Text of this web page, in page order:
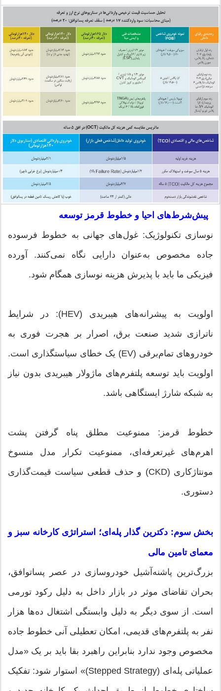
پیش‌شرط‌های احیا و خطوط قرمز توسعه
نوسازی تکنولوژیک: غول‌های جهانی به خطوط فرسوده
جاده مخصوص به‌عنوان دارایی نگاه نمی‌کنند. آورده
فیزیکی ما باید با پذیرش هزینه نوسازی همگام شود.
اولویت به پیشرانه‌های هیبریدی (HEV): در شرایط
ناترازی شدید صنعت برق، اصرار بر هجرت فوری به
خودروهای تمام‌برقی (EV) یک خطای سیاستگذاری است.
اولویت باید توسعه پلتفرم‌های ماژولار هیبریدی بدون نیاز
به شبکه شارژ ایستگاهی باشد.
خطوط قرمز: ممنوعیت مطلق پناه گرفتن پشت
اهرم‌های غیرتعرفه‌ای، ممنوعیت تکرار مدل منسوخ
مونتاژکاری (CKD) و حذف قطعی سیاست قیمت‌گذاری
دستوری.
بخش سوم: دکترین گذار پله‌ای؛ استراتژی کارخانه سبز و
معمای تامین مالی
بزرگ‌ترین پاشنه‌آشیل خودروسازی در عصر پسا‌توافق،
بحران تقاضای موثر در بازار داخل به دلیل رکود تورمی
است. از سوی دیگر به دلیل وابستگی اشتغال ده‌ها هزار
نفر به پلتفرم‌های قدیمی، امکان تعطیلی آنی خطوط جاده
مخصوص وجود ندارد بنابراین راهبرد بقا باید بر یک «مدل
عملیاتی پله‌ای (Stepped Strategy)» استوار شود: تفکیک